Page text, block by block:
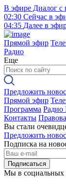
В эфире Диалог с
02:30 Сейчас в
04:35 Далее в
Прямой эфир
Радио
Еще
Предложить
Прямой эфир
Программа Радио
Контакты
Вы стали
Предложить
Подписка на
Подписаться
Мы в социальных